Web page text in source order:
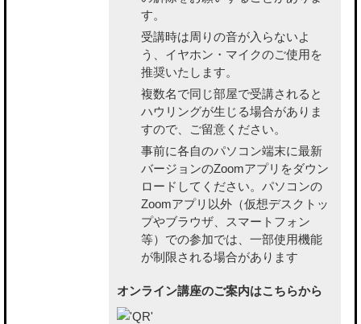
す。
受講時は周りの音が入らないよ
う、イヤホン・マイクのご使用を
推奨いたします。
複数名で同じ部屋で受講されると
ハウリングが生じる場合がありま
すので、ご留意ください。
事前に各自のパソコン端末に最新
バージョンのZoomアプリをダウン
ロードしてください。パソコンの
Zoomアプリ以外（仮想デスクトッ
プやブラウザ、スマートフォン
等）での参加では、一部使用機能
が制限される場合があります
オンライン講座のご案内はこちらから